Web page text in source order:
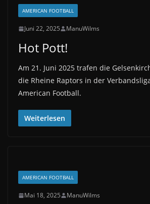
AMERICAN FOOTBALL
Juni 22, 2025 ManuWilms
Hot Pott!
Am 21. Juni 2025 trafen die
die Rheine Raptors in der
American Football.
Weiterlesen
AMERICAN FOOTBALL
Mai 18, 2025 ManuWilms